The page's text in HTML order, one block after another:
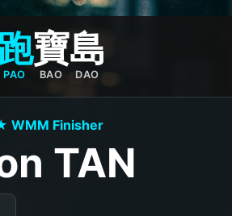
PAO
寶
BAO
島
DAO
WMM Finisher
TAN